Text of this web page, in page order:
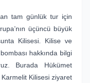
tam günlük tur için
üçüncü büyük
Kilisesi. Kilise ve
hakkında bilgi
Burada Hükümet
Kilisesi ziyaret